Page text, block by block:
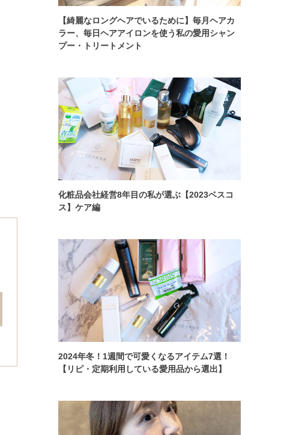
【綺麗なロングヘアでいるために】毎月ヘアカ
ラー、毎日ヘアアイロンを使う私の愛用シャン
プー・トリートメント
化粧品会社経営8年目の私が選ぶ【2023ベスコ
ス】ケア編
2024年冬！1週間で可愛くなるアイテム7選！
【リピ・定期利用している愛用品から選出】